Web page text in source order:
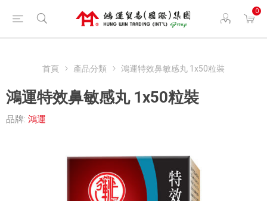
0
首頁 產品分類 鴻運特效鼻敏感丸 1x50粒裝
鴻運特效鼻敏感丸 1x50粒裝
品牌: 鴻運